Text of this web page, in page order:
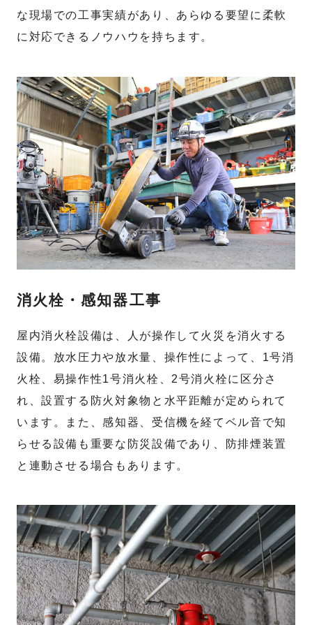
な現場での工事実績があり、あらゆる要望に柔軟
に対応できるノウハウを持ちます。
消火栓・感知器工事
屋内消火栓設備は、人が操作して火災を消火する
設備。放水圧力や放水量、操作性によって、1号消
火栓、易操作性1号消火栓、2号消火栓に区分さ
れ、設置する防火対象物と水平距離が定められて
います。また、感知器、受信機を経てベル音で知
らせる設備も重要な防災設備であり、防排煙装置
と連動させる場合もあります。